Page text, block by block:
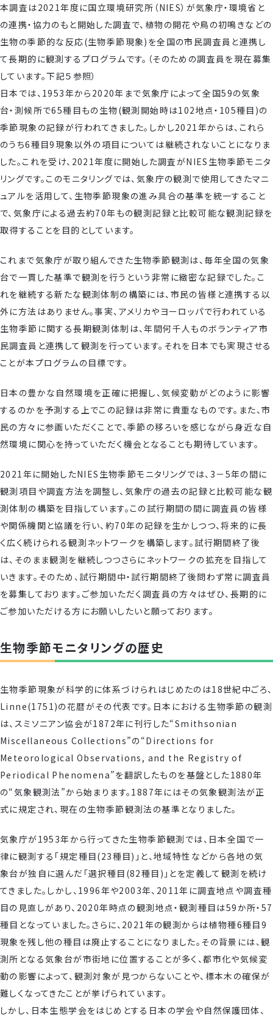
本調査は2021年度に国立環境研究所（NIES）が気象庁・環境省と
の連携・協力のもと開始した調査で、植物の開花や鳥の初鳴きなどの
生物の季節的な反応(生物季節現象)を全国の市民調査員と連携し
て長期的に観測するプログラムです。（そのための調査員を現在募集
しています。下記５参照）
日本では、1953年から2020年まで気象庁によって全国59の気象
台・測候所で65種目もの生物(観測開始時は102地点・105種目)の
季節現象の記録が行われてきました。しかし2021年からは、これら
のうち6種目9現象以外の項目については継続されないことになりま
した。これを受け、2021年度に開始した調査がNIES生物季節モニタ
リングです。このモニタリングでは、気象庁の観測で使用してきたマニ
ュアルを活用して、生物季節現象の進み具合の基準を統一すること
で、気象庁による過去約70年もの観測記録と比較可能な観測記録を
取得することを目的としています。
これまで気象庁が取り組んできた生物季節観測は、毎年全国の気象
台で一貫した基準で観測を行うという非常に緻密な記録でした。こ
れを継続する新たな観測体制の構築には、市民の皆様と連携する以
外に方法はありません。事実、アメリカやヨーロッパで行われている
生物季節に関する長期観測体制は、年間何千人ものボランティア市
民調査員と連携して観測を行っています。それを日本でも実現させる
ことが本プログラムの目標です。
日本の豊かな自然環境を正確に把握し、気候変動がどのように影響
するのかを予測する上でこの記録は非常に貴重なものです。また、市
民の方々に参画いただくことで、季節の移ろいを感じながら身近な自
然環境に関心を持っていただく機会となることも期待しています。
2021年に開始したNIES生物季節モニタリングでは、3－5年の間に
観測項目や調査方法を調整し、気象庁の過去の記録と比較可能な観
測体制の構築を目指しています。この試行期間の間に調査員の皆様
や関係機関と協議を行い、約70年の記録を生かしつつ、将来的に長
く広く続けられる観測ネットワークを構築します。試行期間終了後
は、そのまま観測を継続しつつさらにネットワークの拡充を目指して
いきます。そのため、試行期間中・試行期間終了後問わず常に調査員
を募集しております。ご参加いただく調査員の方々はぜひ、長期的に
ご参加いただける方にお願いしたいと願っております。
生物季節モニタリングの歴史
生物季節現象が科学的に体系づけられはじめたのは18世紀中ごろ、
Linne(1751)の花暦がその代表です。日本における生物季節の観測
は、スミソニアン協会が1872年に刊行した“Smithsonian
Miscellaneous Collections”の“Directions for
Meteorological Observations, and the Registry of
Periodical Phenomena”を翻訳したものを基盤とした1880年
の“気象観測法”から始まります。1887年にはその気象観測法が正
式に規定され、現在の生物季節観測法の基準となりました。
気象庁が1953年から行ってきた生物季節観測では、日本全国で一
律に観測する「規定種目(23種目)」と、地域特性などから各地の気
象台が独自に選んだ「選択種目(82種目)」とを定義して観測を続け
てきました。しかし、1996年や2003年、2011年に調査地点や調査種
目の見直しがあり、2020年時点の観測地点・観測種目は59か所・57
種目となっていました。さらに、2021年の観測からは植物種6種目9
現象を残し他の種目は廃止することになりました。その背景には、観
測所となる気象台が市街地に位置することが多く、都市化や気候変
動の影響によって、観測対象が見つからないことや、標本木の確保が
難しくなってきたことが挙げられています。
しかし、日本生態学会をはじめとする日本の学会や自然保護団体、